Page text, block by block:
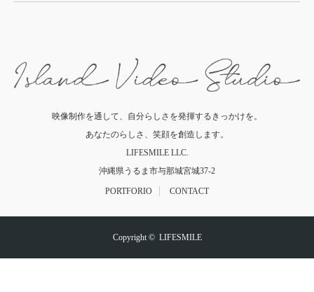
映像制作を通して、自分らしさを発揮するきっかけを。
あなたのらしさ、笑顔を創造します。
LIFESMILE LLC.
沖縄県うるま市与那城宮城37-2
PORTFORIO CONTACT
Copyright © LIFESMILE